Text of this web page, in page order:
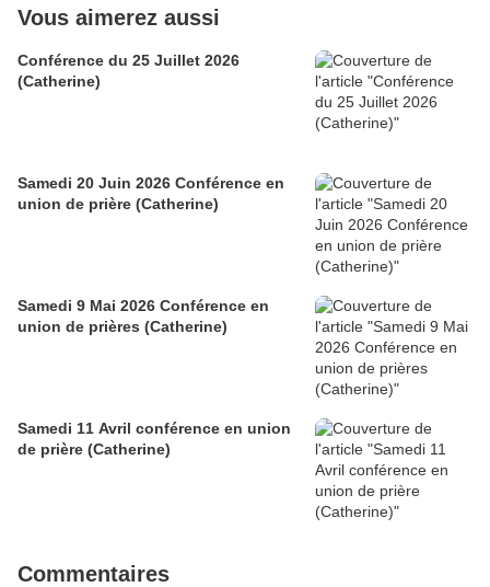
Vous aimerez aussi
Conférence du 25 Juillet 2026
(Catherine)
Samedi 20 Juin 2026 Conférence en
union de prière (Catherine)
Samedi 9 Mai 2026 Conférence en
union de prières (Catherine)
Samedi 11 Avril conférence en union
de prière (Catherine)
Commentaires